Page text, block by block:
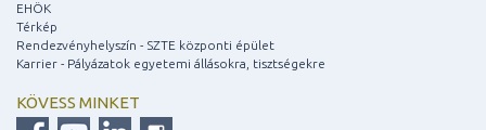
EHÖK
Térkép
Rendezvényhelyszín - SZTE központi épület
Karrier - Pályázatok egyetemi állásokra, tisztségekre
KÖVESS MINKET